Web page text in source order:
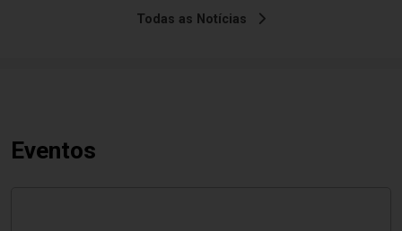
Todas as Notícias
Eventos